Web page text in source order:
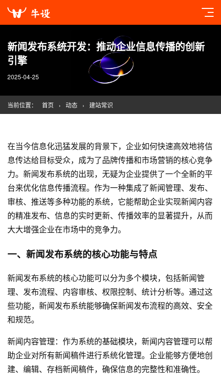
新闻发布系统开发：推动企业信息传播的创新
引擎
2025-04-25
当前位置： 首页 › 动态 › 建站常识
在当今信息化迅猛发展的背景下，企业如何快速高效地将信
息传达给目标受众，成为了品牌传播和市场营销的核心竞争
力。新闻发布系统的出现，无疑为企业提供了一个全新的平
台来优化信息传播流程。作为一种集成了新闻管理、发布、
审核、推送等多种功能的系统，它能帮助企业实现新闻内容
的精准发布、信息的实时更新、传播效率的显著提升，从而
大大增强企业在市场中的竞争力。
一、新闻发布系统的核心功能与特点
新闻发布系统的核心功能可以分为多个模块，包括新闻管
理、发布流程、内容审核、权限控制、统计分析等。通过这
些功能，新闻发布系统能够确保新闻发布流程的高效、安全
和规范。
新闻内容管理：作为系统的基础模块，新闻内容管理可以帮
助企业对所有新闻稿件进行系统化管理。企业能够方便地创
建、编辑、存档新闻稿件，确保信息的完整性和准确性。